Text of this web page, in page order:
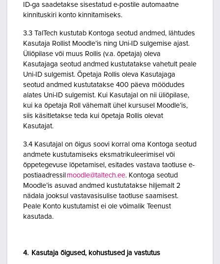
ID-ga saadetakse sisestatud e-postile automaatne
kinnituskiri konto kinnitamiseks.
3.3 TalTech kustutab Kontoga seotud andmed, lähtudes
Kasutaja Rollist Moodle’is ning Uni-ID sulgemise ajast.
Üliõpilase või muus Rollis (v.a. õpetaja) oleva
Kasutajaga seotud andmed kustutatakse vahetult peale
Uni-ID sulgemist. Õpetaja Rollis oleva Kasutajaga
seotud andmed kustutatakse 400 päeva möödudes
alates Uni-ID sulgemist. Kui Kasutajal on nii üliõpilase,
kui ka õpetaja Roll vähemalt ühel kursusel Moodle’is,
siis käsitletakse teda kui õpetaja Rollis olevat
Kasutajat.
3.4 Kasutajal on õigus soovi korral oma Kontoga seotud
andmete kustutamiseks eksmatrikuleerimisel või
õppetegevuse lõpetamisel, esitades vastava taotluse e-
postiaadressil moodle@taltech.ee. Kontoga seotud
Moodle’is asuvad andmed kustutatakse hiljemalt 2
nädala jooksul vastavasisulise taotluse saamisest.
Peale Konto kustutamist ei ole võimalik Teenust
kasutada.
4. Kasutaja õigused, kohustused ja vastutus